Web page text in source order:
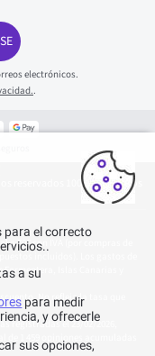
electrónicos.
.
reservados 1001Neumaticos
70€ con IVA (por compras de
incluidos). Los gastos de
Islas Canarias y
No refleja la tasa que
registradas el 23/02/2026,
de 1 459 opiniones acumuladas
para el correcto
a su
para medir
y ofrecerle
sus opciones,